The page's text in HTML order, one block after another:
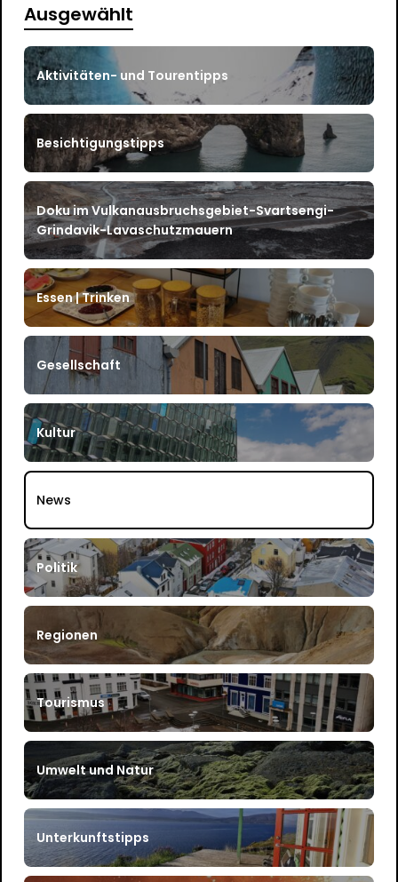
Ausgewählt
Aktivitäten- und Tourentipps
Besichtigungstipps
Doku im Vulkanausbruchsgebiet-Svartsengi-
Grindavik-Lavaschutzmauern
Essen | Trinken
Gesellschaft
Kultur
News
Politik
Regionen
Tourismus
Umwelt und Natur
Unterkunftstipps